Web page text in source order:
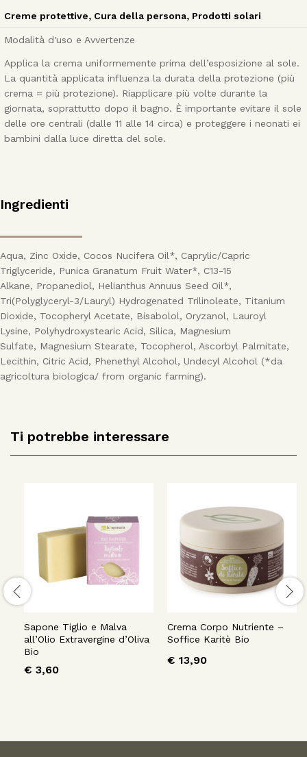
Creme protettive, Cura della persona, Prodotti solari
Modalità d'uso e Avvertenze
Applica la crema uniformemente prima dell’esposizione al sole.
La quantità applicata influenza la durata della protezione (più
crema = più protezione). Riapplicare più volte durante la
giornata, soprattutto dopo il bagno. È importante evitare il sole
delle ore centrali (dalle 11 alle 14 circa) e proteggere i neonati ei
bambini dalla luce diretta del sole.
Ingredienti
Aqua, Zinc Oxide, Cocos Nucifera Oil*, Caprylic/Capric
Triglyceride, Punica Granatum Fruit Water*, C13-15
Alkane, Propanediol, Helianthus Annuus Seed Oil*,
Tri(Polyglyceryl-3/Lauryl) Hydrogenated Trilinoleate, Titanium
Dioxide, Tocopheryl Acetate, Bisabolol, Oryzanol, Lauroyl
Lysine, Polyhydroxystearic Acid, Silica, Magnesium
Sulfate, Magnesium Stearate, Tocopherol, Ascorbyl Palmitate,
Lecithin, Citric Acid, Phenethyl Alcohol, Undecyl Alcohol (*da
agricoltura biologica/ from organic farming).
Ti potrebbe interessare
Sapone Tiglio e Malva
all’Olio Extravergine d’Oliva
Bio
€ 3,60
Crema Corpo Nutriente –
Soffice Karitè Bio
€ 13,90